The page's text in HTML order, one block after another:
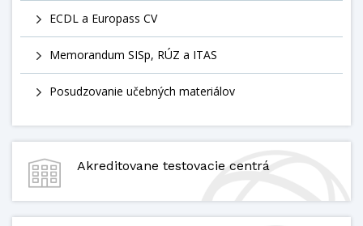
ECDL a Europass CV
Memorandum SISp, RÚZ a ITAS
Posudzovanie učebných materiálov
Akreditovane testovacie centrá